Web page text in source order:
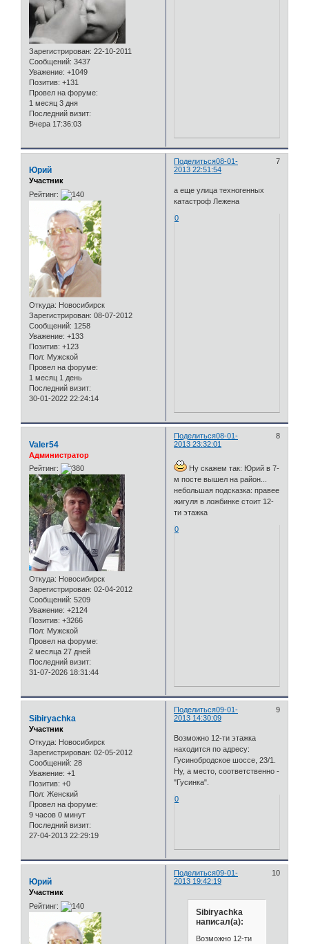
Зарегистрирован: 22-10-2011
Сообщений: 3437
Уважение: +1049
Позитив: +131
Провел на форуме:
1 месяц 3 дня
Последний визит:
Вчера 17:36:03
Поделиться 7
08-01-
2013 22:51:54
Юрий
Участник
Рейтинг:
Откуда: Новосибирск
Зарегистрирован: 08-07-2012
Сообщений: 1258
Уважение: +133
Позитив: +123
Пол: Мужской
Провел на форуме:
1 месяц 1 день
Последний визит:
30-01-2022 22:24:14
а еще улица техногенных
катастроф Лежена
0
Поделиться 8
08-01-
2013 23:32:01
Valer54
Администратор
Рейтинг:
Откуда: Новосибирск
Зарегистрирован: 02-04-2012
Сообщений: 5209
Уважение: +2124
Позитив: +3266
Пол: Мужской
Провел на форуме:
2 месяца 27 дней
Последний визит:
31-07-2026 18:31:44
Ну скажем так: Юрий в 7-
м посте вышел на район...
небольшая подсказка: правее
жигуля в ложбинке стоит 12-
ти этажка
0
Поделиться 9
09-01-
2013 14:30:09
Sibiryachka
Участник
Откуда: Новосибирск
Зарегистрирован: 02-05-2012
Сообщений: 28
Уважение: +1
Позитив: +0
Пол: Женский
Провел на форуме:
9 часов 0 минут
Последний визит:
27-04-2013 22:29:19
Возможно 12-ти этажка
находится по адресу:
Гусинобродское шоссе, 23/1.
Ну, а место, соответственно -
"Гусинка".
0
Поделиться 10
09-01-
2013 19:42:19
Юрий
Участник
Рейтинг:
Sibiryachka
написал(а):
Возможно 12-ти